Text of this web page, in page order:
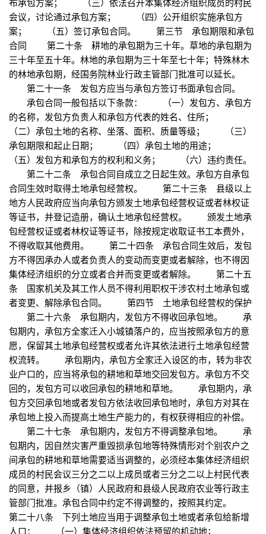
会议，讨论通过承包方案； （四）公开组织实施承包方
案； （五）签订承包合同。 第三节 承包期限和承包
合同 第二十条 耕地的承包期为三十年。草地的承包期为
三十年至五十年。林地的承包期为三十年至七十年；特殊林木
的林地承包期，经国务院林业行政主管部门批准可以延长。
第二十一条 发包方应当与承包方签订书面承包合同。
承包合同一般包括以下条款： （一）发包方、承包方
的名称，发包方负责人和承包方代表的姓名、住所；
（二）承包土地的名称、坐落、面积、质量等级； （三）
承包期限和起止日期； （四）承包土地的用途；
（五）发包方和承包方的权利和义务； （六）违约责任。
第二十二条 承包合同自成立之日起生效。承包方自承包
合同生效时取得土地承包经营权。 第二十三条 县级以上
地方人民政府应当向承包方颁发土地承包经营权证或者林权证
等证书，并登记造册，确认土地承包经营权。 颁发土地承
包经营权证或者林权证等证书，除按规定收取证书工本费外，
不得收取其他费用。 第二十四条 承包合同生效后，发包
方不得因承办人或者负责人的变动而变更或者解除，也不得因
集体经济组织的分立或者合并而变更或者解除。 第二十五
条 国家机关及其工作人员不得利用职权干涉农村土地承包或
者变更、解除承包合同。 第四节 土地承包经营权的保护
第二十六条 承包期内，发包方不得收回承包地。 承
包期内，承包方全家迁入小城镇落户的，应当按照承包方的意
愿，保留其土地承包经营权或者允许其依法进行土地承包经营
权流转。 承包期内，承包方全家迁入设区的市，转为非农
业户口的，应当将承包的耕地和草地交回发包方。承包方不交
回的，发包方可以收回承包的耕地和草地。 承包期内，承
包方交回承包地或者发包方依法收回承包地时，承包方对其在
承包地上投入而提高土地生产能力的，有权获得相应的补偿。
第二十七条 承包期内，发包方不得调整承包地。 承
包期内，因自然灾害严重毁损承包地等特殊情形对个别农户之
间承包的耕地和草地需要适当调整的，必须经本集体经济组织
成员的村民会议三分之二以上成员或者三分之二以上村民代表
的同意，并报乡（镇）人民政府和县级人民政府农业等行政主
管部门批准。承包合同中约定不得调整的，按照其约定。
第二十八条 下列土地应当用于调整承包土地或者承包给新增
人口： （一）集体经济组织依法预留的机动地；